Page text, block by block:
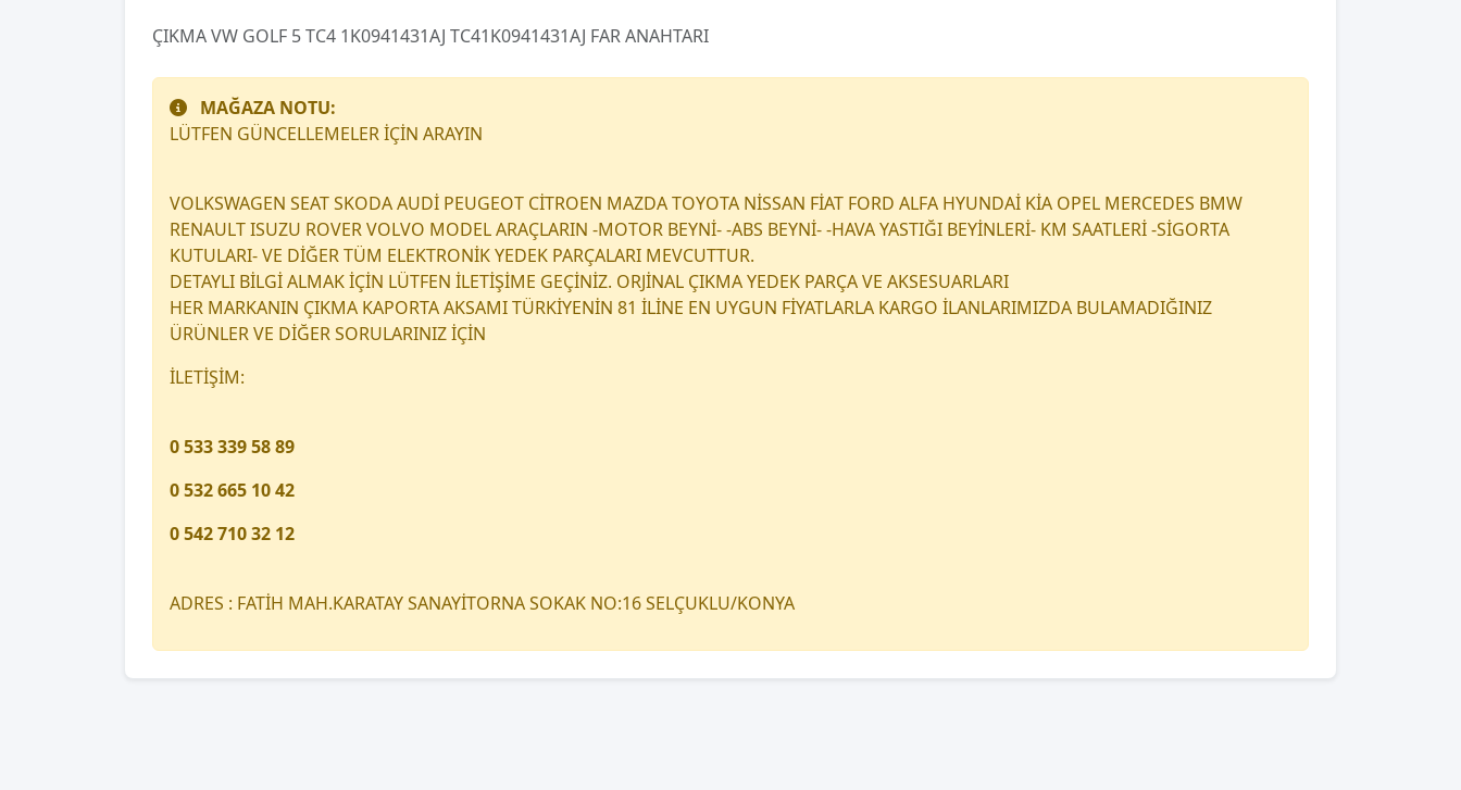
ÇIKMA VW GOLF 5 TC4 1K0941431AJ TC41K0941431AJ FAR ANAHTARI
MAĞAZA NOTU:
LÜTFEN GÜNCELLEMELER İÇİN ARAYIN
VOLKSWAGEN SEAT SKODA AUDİ PEUGEOT CİTROEN MAZDA TOYOTA NİSSAN FİAT FORD ALFA HYUNDAİ KİA OPEL MERCEDES BMW
RENAULT ISUZU ROVER VOLVO MODEL ARAÇLARIN -MOTOR BEYNİ- -ABS BEYNİ- -HAVA YASTIĞI BEYİNLERİ- KM SAATLERİ -SİGORTA
KUTULARI- VE DİĞER TÜM ELEKTRONİK YEDEK PARÇALARI MEVCUTTUR.
DETAYLI BİLGİ ALMAK İÇİN LÜTFEN İLETİŞİME GEÇİNİZ. ORJİNAL ÇIKMA YEDEK PARÇA VE AKSESUARLARI
HER MARKANIN ÇIKMA KAPORTA AKSAMI TÜRKİYENİN 81 İLİNE EN UYGUN FİYATLARLA KARGO İLANLARIMIZDA BULAMADIĞINIZ
ÜRÜNLER VE DİĞER SORULARINIZ İÇİN
İLETİŞİM:
0 533 339 58 89
0 532 665 10 42
0 542 710 32 12
ADRES : FATİH MAH.KARATAY SANAYİTORNA SOKAK NO:16 SELÇUKLU/KONYA